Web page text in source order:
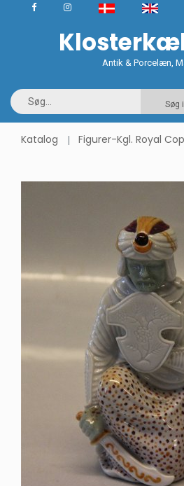
Antik & Porcelæn,
Søg
Katalog Figurer-Kgl. Royal